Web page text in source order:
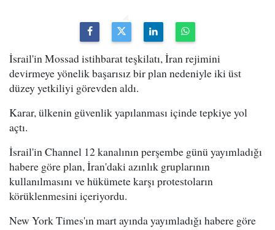
İsrail'in Mossad istihbarat teşkilatı, İran rejimini
devirmeye yönelik başarısız bir plan nedeniyle iki üst
düzey yetkiliyi görevden aldı.
Karar, ülkenin güvenlik yapılanması içinde tepkiye yol
açtı.
İsrail'in Channel 12 kanalının perşembe günü yayımladığı
habere göre plan, İran'daki azınlık gruplarının
kullanılmasını ve hükümete karşı protestoların
körüklenmesini içeriyordu.
New York Times'ın mart ayında yayımladığı habere göre